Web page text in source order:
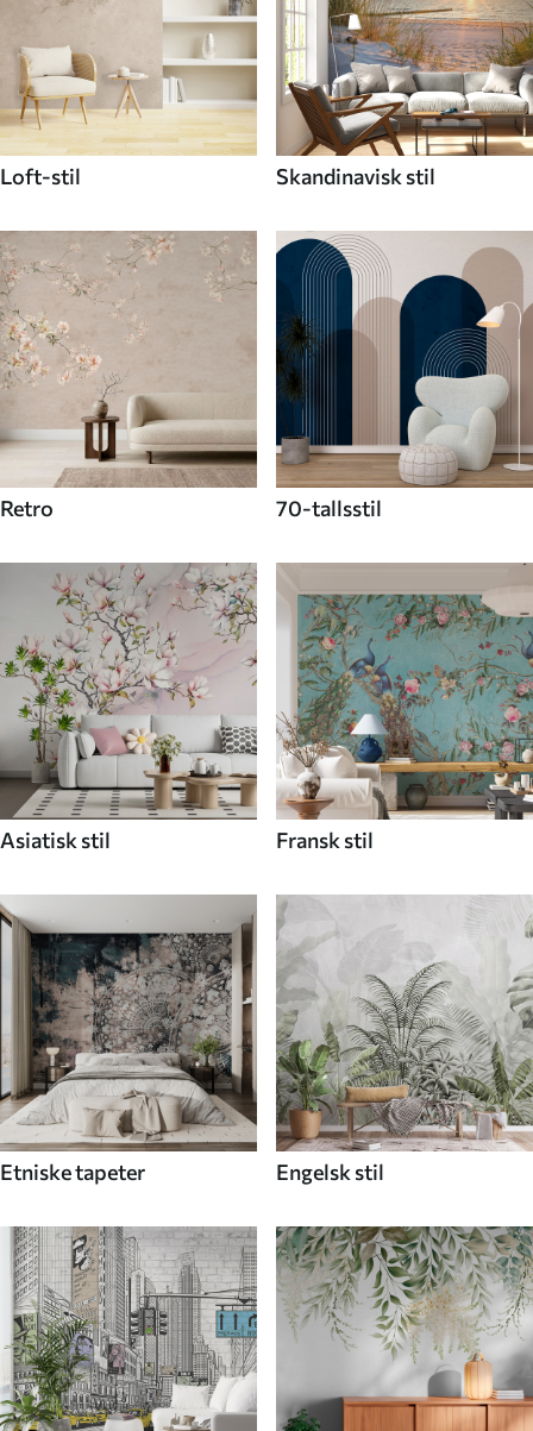
Loft-stil Skandinavisk stil
Retro 70-tallsstil
Asiatisk stil Fransk stil
Etniske tapeter Engelsk stil